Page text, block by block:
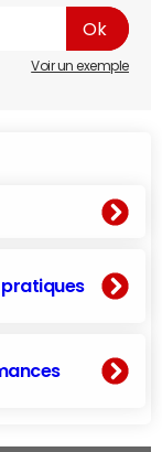
Voir un exemple
pratiques